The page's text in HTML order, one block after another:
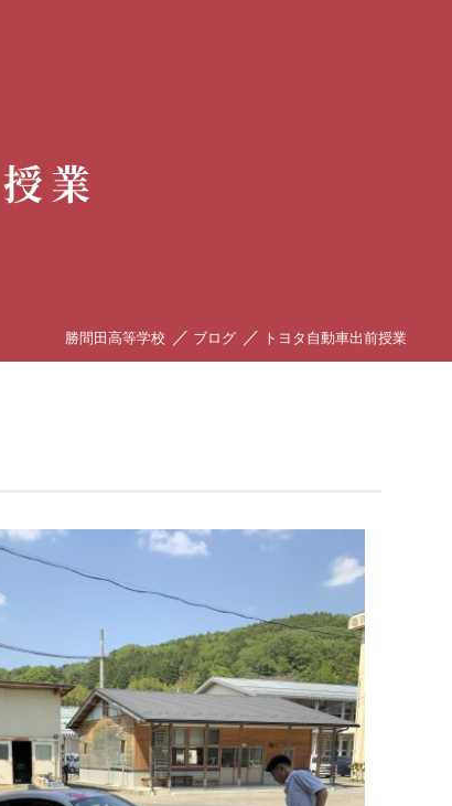
業
勝間田高等学校 ／ ブログ ／ トヨタ自動車出前授業